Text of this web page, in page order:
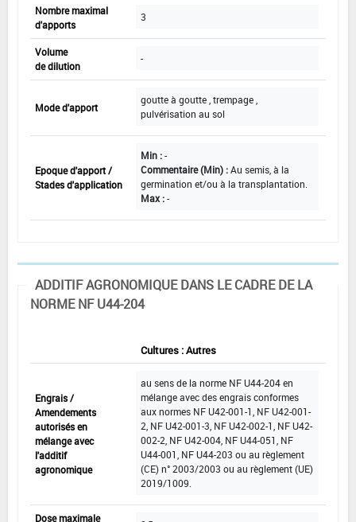
Nombre maximal
d'apports
3
Volume
de dilution
-
Mode d'apport
goutte à goutte , trempage ,
pulvérisation au sol
Epoque d'apport /
Stades d'application
Min :-
Commentaire (Min) :Au semis, à la
germination et/ou à la transplantation.
Max :-
ADDITIF AGRONOMIQUE DANS LE CADRE DE LA
NORME NF U44-204
Autres
Cultures : Autres
Engrais /
Amendements
autorisés en
mélange avec
l'additif
agronomique
au sens de la norme NF U44-204 en
mélange avec des engrais conformes
aux normes NF U42-001-1, NF U42-001-
2, NF U42-001-3, NF U42-002-1, NF U42-
002-2, NF U42-004, NF U44-051, NF
U44-001, NF U44-203 ou au règlement
(CE) n° 2003/2003 ou au règlement (UE)
2019/1009.
Dose maximale